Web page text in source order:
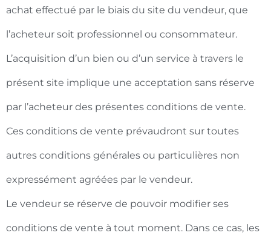
achat effectué par le biais du site du vendeur, que
l’acheteur soit professionnel ou consommateur.
L’acquisition d’un bien ou d’un service à travers le
présent site implique une acceptation sans réserve
par l’acheteur des présentes conditions de vente.
Ces conditions de vente prévaudront sur toutes
autres conditions générales ou particulières non
expressément agréées par le vendeur.
Le vendeur se réserve de pouvoir modifier ses
conditions de vente à tout moment. Dans ce cas, les